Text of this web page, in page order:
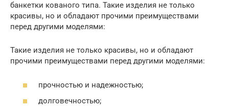
банкетки кованого типа. Такие изделия не только
красивы, но и обладают прочими преимуществами
перед другими моделями:
Такие изделия не только красивы, но и обладают
прочими преимуществами перед другими моделями:
прочностью и надежностью;
долговечностью;